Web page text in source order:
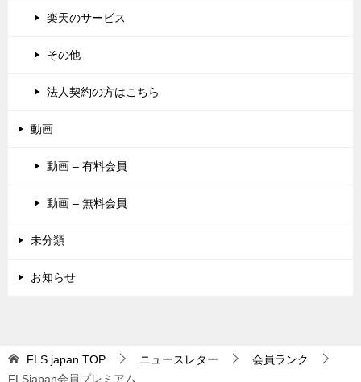
楽天のサービス
その他
法人契約の方はこちら
動画
動画 – 有料会員
動画 – 無料会員
未分類
お知らせ
FLS japan TOP ニュースレター
会員ランク
FLSjapan会員プレミアム